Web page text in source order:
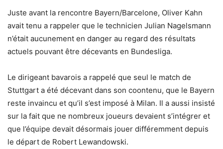
Juste avant la rencontre Bayern/Barcelone, Oliver Kahn
avait tenu a rappeler que le technicien Julian Nagelsmann
n’était aucunement en danger au regard des résultats
actuels pouvant être décevants en Bundesliga.
Le dirigeant bavarois a rappelé que seul le match de
Stuttgart a été décevant dans son coontenu, que le Bayern
reste invaincu et qu’il s’est imposé à Milan. Il a aussi insisté
sur la fait que ne nombreux joueurs devaient s’intégrer et
que l’équipe devait désormais jouer différemment depuis
le départ de Robert Lewandowski.